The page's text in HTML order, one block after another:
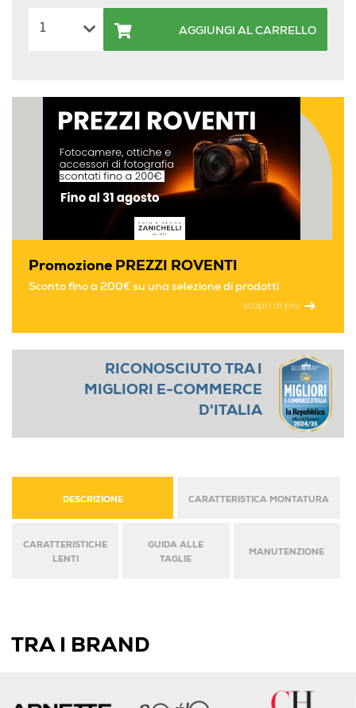
AGGIUNGI AL CARRELLO
Promozione PREZZI ROVENTI
Sconto fino a 200€ su una selezione di prodotti
scopri di più
RICONOSCIUTO TRA I
MIGLIORI E-COMMERCE
D'ITALIA
DESCRIZIONE CARATTERISTICA MONTATURA
CARATTERISTICHE
LENTI
GUIDA ALLE
TAGLIE
MANUTENZIONE
TRA I BRAND